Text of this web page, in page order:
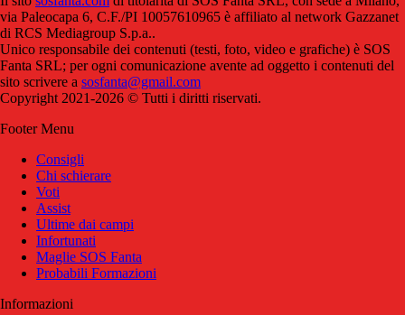
via Paleocapa 6, C.F./PI 10057610965 è affiliato al network Gazzanet
di RCS Mediagroup S.p.a..
Unico responsabile dei contenuti (testi, foto, video e grafiche) è SOS
Fanta SRL; per ogni comunicazione avente ad oggetto i contenuti del
sito scrivere a sosfanta@gmail.com
Copyright 2021-2026 © Tutti i diritti riservati.
Footer Menu
Consigli
Chi schierare
Voti
Assist
Ultime dai campi
Infortunati
Maglie SOS Fanta
Probabili Formazioni
Informazioni